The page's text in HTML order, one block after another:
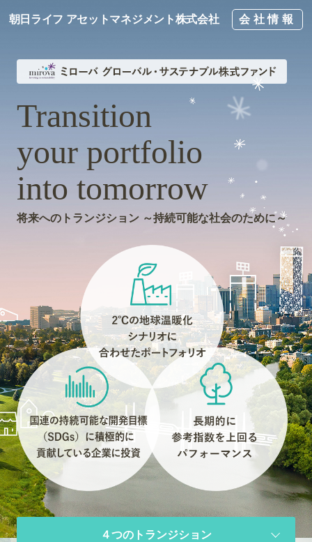
朝日ライフ アセットマネジメント株式会社 会社情報
Transition
your portfolio
into tomorrow
将来へのトランジション ～持続可能な社会のために～
４つのトランジション